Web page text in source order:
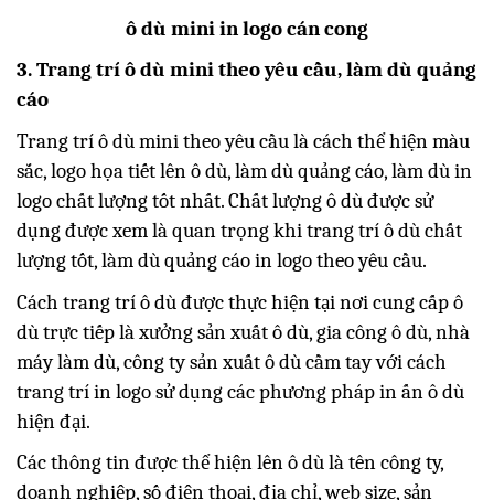
ô dù mini in logo cán cong
3. Trang trí ô dù mini theo yêu cầu, làm dù quảng
cáo
Trang trí ô dù mini theo yêu cầu là cách thể hiện màu
sắc, logo họa tiết lên ô dù, làm dù quảng cáo, làm dù in
logo chất lượng tốt nhất. Chất lượng ô dù được sử
dụng được xem là quan trọng khi trang trí ô dù chất
lượng tốt, làm dù quảng cáo in logo theo yêu cầu.
Cách trang trí ô dù được thực hiện tại nơi cung cấp ô
dù trực tiếp là xưởng sản xuất ô dù, gia công ô dù, nhà
máy làm dù, công ty sản xuất ô dù cầm tay với cách
trang trí in logo sử dụng các phương pháp in ấn ô dù
hiện đại.
Các thông tin được thể hiện lên ô dù là tên công ty,
doanh nghiệp, số điện thoại, địa chỉ, web size, sản